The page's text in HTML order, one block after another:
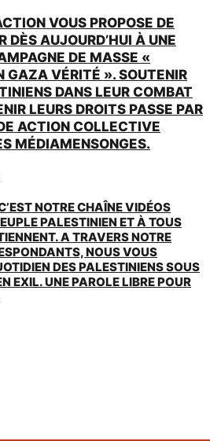
VOUS PROPOSE DE
DÈS AUJOURD’HUI À UNE
DE MASSE «
GAZA VÉRITÉ ». SOUTENIR
DANS LEUR COMBAT
LEURS DROITS PASSE PAR
ACTION COLLECTIVE
MÉDIAMENSONGES.
NOTRE CHAÎNE VIDÉOS
PALESTINIEN ET À TOUS
A TRAVERS NOTRE
NOUS VOUS
DES PALESTINIENS SOUS
EXIL. UNE PAROLE LIBRE POUR